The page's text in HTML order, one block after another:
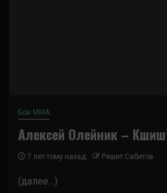
Бои ММА
Алексей Олейник –
7 лет тому назад Решит Сабитов
(далее…)